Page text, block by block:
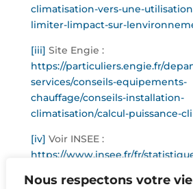
Nous respectons votre
climatisation-vers-une-
limiter-limpact-sur-
[iii] Site Engie :
https://particuliers.engie.fr/
services/conseils-equipements-
chauffage/conseils-installation-
climatisation/calcul-puissance-
[iv] Voir INSEE :
https://www.insee.fr/fr/